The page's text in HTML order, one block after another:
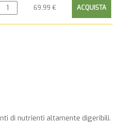
69,99 €
di nutrienti altamente digeribili.